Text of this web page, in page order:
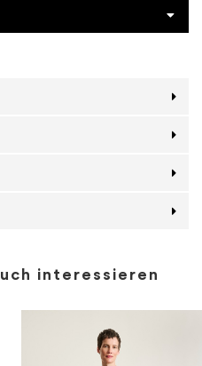
interessieren